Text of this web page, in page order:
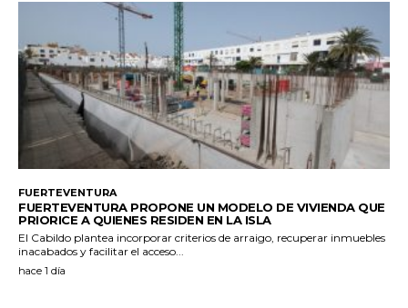
FUERTEVENTURA
FUERTEVENTURA PROPONE UN MODELO DE VIVIENDA QUE
PRIORICE A QUIENES RESIDEN EN LA ISLA
El Cabildo plantea incorporar criterios de arraigo, recuperar inmuebles
inacabados y facilitar el acceso...
hace 1 día